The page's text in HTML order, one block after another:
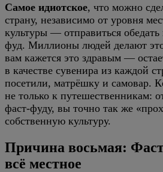
Самое идиотское, что можно
страну, независимо от уровня
культуры — отправиться
фуд. Миллионы людей делают
вам кажется это здравым —
в качестве сувенира из каждой
посетили, матрёшку и самовар.
не только к путешественникам:
фаст-фуду, вы точно так же
собственную культуру.
Причина восьмая:
всё местное